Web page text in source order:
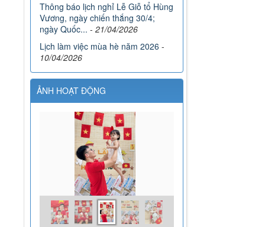
Thông báo lịch nghỉ Lễ Giỗ tổ Hùng
Vương, ngày chiến thắng 30/4;
ngày Quốc... - 21/04/2026
Lịch làm việc mùa hè năm 2026 -
10/04/2026
ẢNH HOẠT ĐỘNG